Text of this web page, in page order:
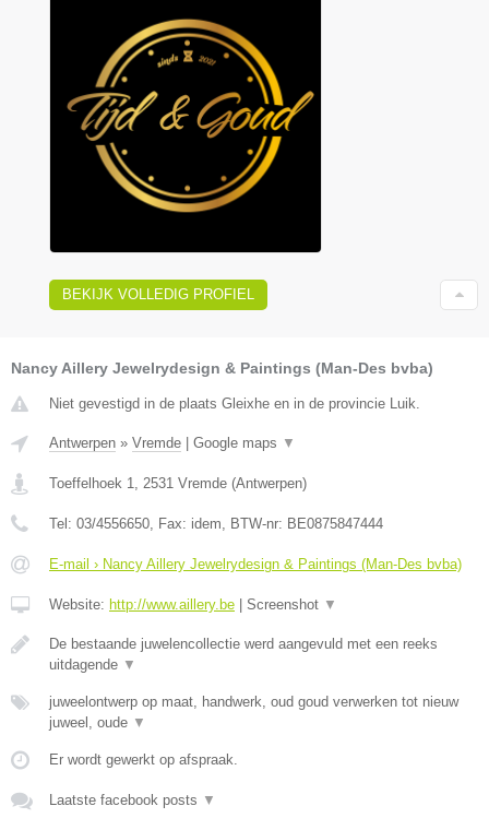
BEKIJK VOLLEDIG PROFIEL
Nancy Aillery Jewelrydesign & Paintings (Man-Des bvba)
Niet gevestigd in de plaats Gleixhe en in de provincie Luik.
Antwerpen » Vremde | Google maps ▼
Toeffelhoek 1 2531 Vremde (Antwerpen)
Tel: 03/4556650 , Fax: idem , BTW-nr: BE0875847444
E-mail › Nancy Aillery Jewelrydesign & Paintings (Man-Des bvba)
Website: http://www.aillery.be | Screenshot ▼
De bestaande juwelencollectie werd aangevuld met een reeks
uitdagende ▼
juweelontwerp op maat, handwerk, oud goud verwerken tot nieuw
juweel, oude ▼
Er wordt gewerkt op afspraak.
Laatste facebook posts ▼